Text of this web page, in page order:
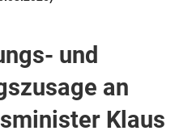
und
an
Klaus